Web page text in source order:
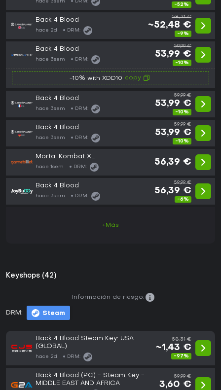
hace 3sem DRM:
-52%
Back 4 Blood
hace 2d DRM:
58,31 €
~52,48 €
-9%
Back 4 Blood
hace 3sem DRM:
59,99 €
53,99 €
-10%
-10% with XDD10 copy
Back 4 Blood
hace 3sem DRM:
59,99 €
53,99 €
-10%
Back 4 Blood
hace 3sem DRM:
59,99 €
53,99 €
-10%
Mortal Kombat XL
hace 1sem DRM:
56,39 €
Back 4 Blood
hace 3sem DRM:
59,99 €
56,39 €
-6%
+Más
Keyshops (42)
DRM: Steam
Información de riesgo:
Back 4 Blood Steam Key: USA
(GLOBAL)
hace 2d DRM:
58,31 €
~1,43 €
-97%
Back 4 Blood (PC) - Steam Key -
MIDDLE EAST AND AFRICA
59,99 €
3,60 €